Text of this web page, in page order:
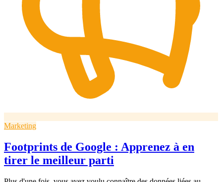
Marketing
Footprints de Google : Apprenez à en
tirer le meilleur parti